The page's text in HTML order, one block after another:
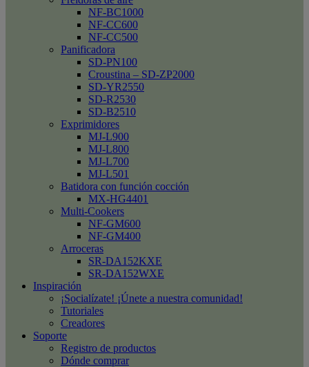
NF-BC1000
NF-CC600
NF-CC500
Panificadora
SD-PN100
Croustina – SD-ZP2000
SD-YR2550
SD-R2530
SD-B2510
Exprimidores
MJ-L900
MJ-L800
MJ-L700
MJ-L501
Batidora con función cocción
MX-HG4401
Multi-Cookers
NF-GM600
NF-GM400
Arroceras
SR-DA152KXE
SR-DA152WXE
Inspiración
¡Socialízate! ¡Únete a nuestra comunidad!
Tutoriales
Creadores
Soporte
Registro de productos
Dónde comprar